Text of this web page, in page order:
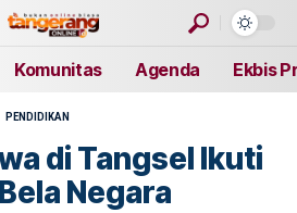
Komunitas Agenda Ekbis
PENDIDIKAN
di Tangsel Ikuti
Negara